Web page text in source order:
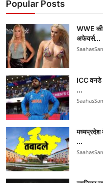
Popular Posts
WWE की
अफेयर्स...
ICC वनडे
...
मध्यप्रदेश
...